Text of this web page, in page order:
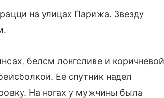
на улицах Парижа. Звезду
белом лонгсливе и коричневой
Ее спутник надел
На ногах у мужчины была